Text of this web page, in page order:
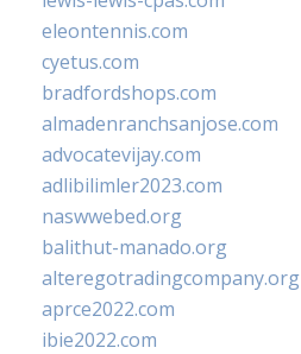
eleontennis.com
cyetus.com
bradfordshops.com
almadenranchsanjose.com
advocatevijay.com
adlibilimler2023.com
naswwebed.org
balithut-manado.org
alteregotradingcompany.org
aprce2022.com
ibie2022.com